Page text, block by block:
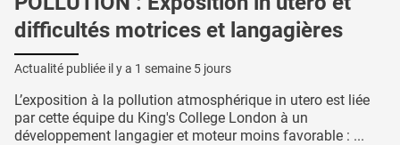
difficultés motrices et langagières
Actualité publiée il y a 1 semaine 5 jours
L’exposition à la pollution atmosphérique in utero est liée
par cette équipe du King's College London à un
développement langagier et moteur moins favorable : ...